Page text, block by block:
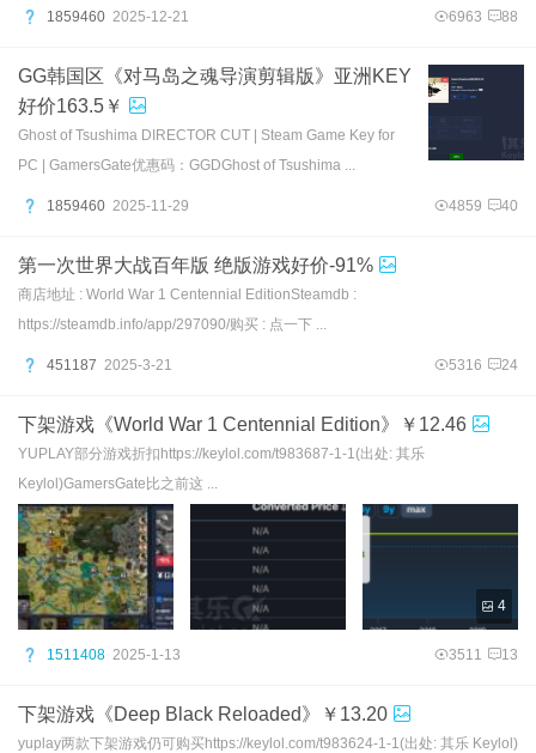
1859460 2025-12-21 6963 88
GG韩国区《对马岛之魂导演剪辑版》亚洲KEY
好价163.5￥
Ghost of Tsushima DIRECTOR CUT | Steam Game Key for
PC | GamersGate优惠码：GGDGhost of Tsushima ...
1859460 2025-11-29 4859 40
第一次世界大战百年版 绝版游戏好价-91%
商店地址 : World War 1 Centennial EditionSteamdb :
https://steamdb.info/app/297090/购买 : 点一下 ...
451187 2025-3-21 5316 24
下架游戏《World War 1 Centennial Edition》￥12.46
YUPLAY部分游戏折扣https://keylol.com/t983687-1-1(出处: 其乐
Keylol)GamersGate比之前这 ...
4
1511408 2025-1-13 3511 13
下架游戏《Deep Black Reloaded》￥13.20
yuplay两款下架游戏仍可购买https://keylol.com/t983624-1-1(出处: 其乐 Keylol)